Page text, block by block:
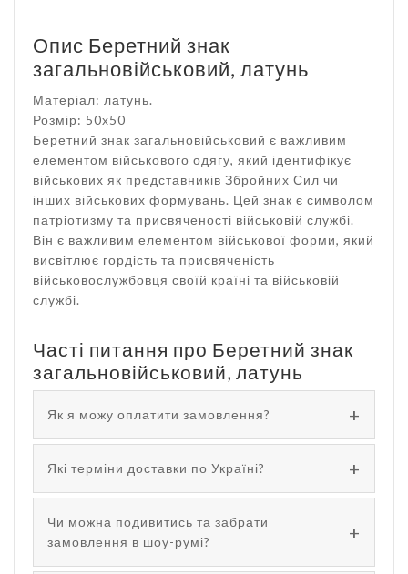
Опис Беретний знак
загальновійськовий, латунь
Матеріал: латунь.
Розмір: 50х50
Беретний знак загальновійськовий є важливим
елементом військового одягу, який ідентифікує
військових як представників Збройних Сил чи
інших військових формувань. Цей знак є символом
патріотизму та присвяченості військовій службі.
Він є важливим елементом військової форми, який
висвітлює гордість та присвяченість
військовослужбовця своїй країні та військовій
службі.
Часті питання про Беретний знак
загальновійськовий, латунь
Як я можу оплатити замовлення?
Які терміни доставки по Україні?
Чи можна подивитись та забрати
замовлення в шоу-румі?